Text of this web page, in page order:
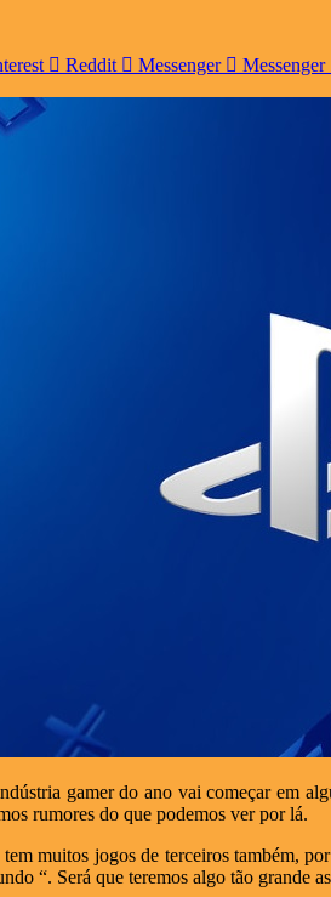
Reddit Messenger Messenger
gamer do ano vai começar em
rumores do que podemos ver por lá.
muitos jogos de terceiros também,
“. Será que teremos algo tão grande